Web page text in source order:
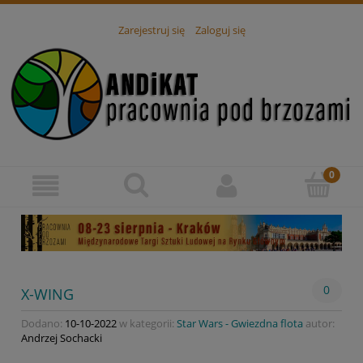
Zarejestruj się Zaloguj się
X-WING 0
Dodano: 10-10-2022w kategorii: Star Wars - Gwiezdna flota autor:
Andrzej Sochacki